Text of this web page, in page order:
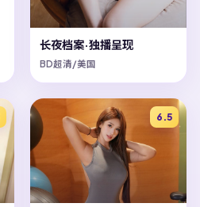
长夜档案·独播呈现
BD超清/美国
6.5